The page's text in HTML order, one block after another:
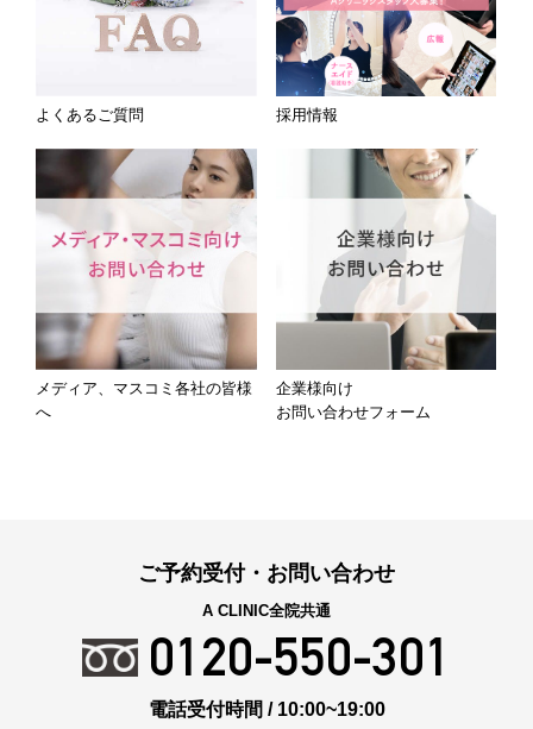
よくあるご質問 採用情報
メディア、マスコミ各社の皆様
へ
企業様向け
お問い合わせフォーム
ご予約受付・お問い合わせ
A CLINIC全院共通
0120-550-301
電話受付時間 / 10:00~19:00